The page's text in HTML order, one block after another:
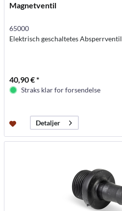
Magnetventil
65000
Elektrisch geschaltetes Absperrventil
40,90 € *
Straks klar for forsendelse
Detaljer